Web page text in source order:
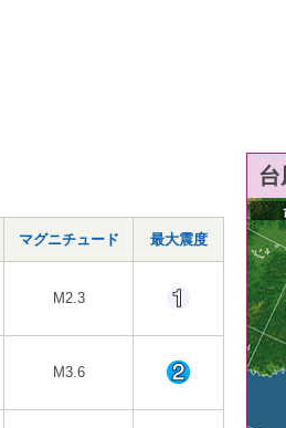
マグニチュード 最大震度
M2.3
M3.6